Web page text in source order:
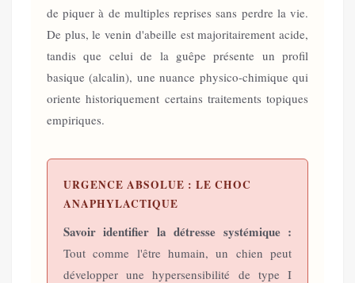
de piquer à de multiples reprises sans perdre la vie.
De plus, le venin d'abeille est majoritairement acide,
tandis que celui de la guêpe présente un profil
basique (alcalin), une nuance physico-chimique qui
oriente historiquement certains traitements topiques
empiriques.
URGENCE ABSOLUE : LE CHOC
ANAPHYLACTIQUE
Savoir identifier la détresse systémique :
Tout comme l'être humain, un chien peut
développer une hypersensibilité de type I